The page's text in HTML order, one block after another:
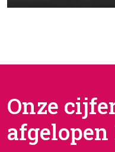
Onze
afgelopen